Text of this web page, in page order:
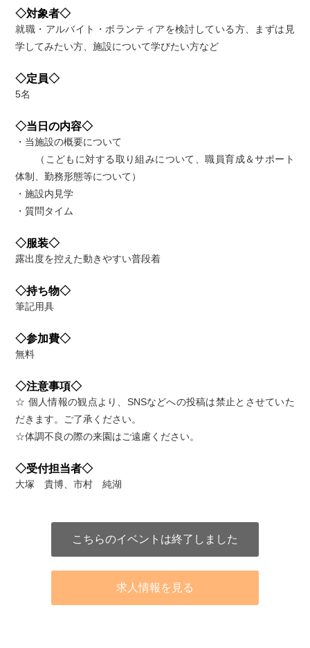
◇対象者◇
就職・アルバイト・ボランティアを検討している方、まずは見
学してみたい方、施設について学びたい方など
◇定員◇
5名
◇当日の内容◇
・当施設の概要について
（こどもに対する取り組みについて、職員育成＆サポート
体制、勤務形態等について）
・施設内見学
・質問タイム
◇服装◇
露出度を控えた動きやすい普段着
◇持ち物◇
筆記用具
◇参加費◇
無料
◇注意事項◇
☆ 個人情報の観点より、SNSなどへの投稿は禁止とさせていた
だきます。ご了承ください。
☆体調不良の際の来園はご遠慮ください。
◇受付担当者◇
大塚 貴博、市村 純湖
こちらのイベントは終了しました
求人情報を見る